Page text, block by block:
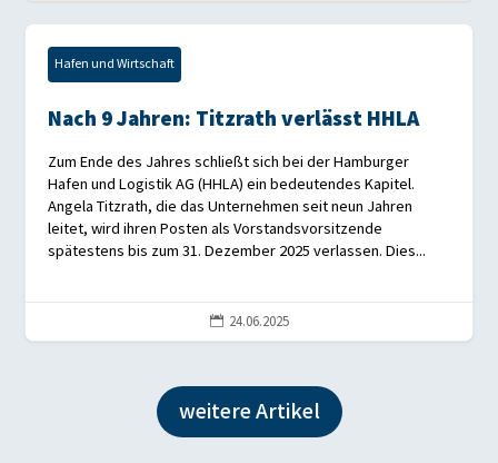
Hafen und Wirtschaft
Nach 9 Jahren: Titzrath verlässt HHLA
Zum Ende des Jahres schließt sich bei der Hamburger
Hafen und Logistik AG (HHLA) ein bedeutendes Kapitel.
Angela Titzrath, die das Unternehmen seit neun Jahren
leitet, wird ihren Posten als Vorstandsvorsitzende
spätestens bis zum 31. Dezember 2025 verlassen. Dies...
 24.06.2025
weitere Artikel